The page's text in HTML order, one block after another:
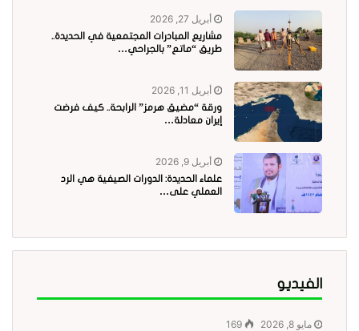
أبريل 27, 2026
مشاريع المبادرات المجتمعية في الحديدة..
طريق “ماتع” بالجراحي…
أبريل 11, 2026
ورقة “مضيق هرمز” الرابحة.. كيف فرضت
إيران معادلة…
أبريل 9, 2026
علماء الحديدة: الدورات الصيفية هي الرد
العملي على…
الفيديو
مايو 8, 2026 169